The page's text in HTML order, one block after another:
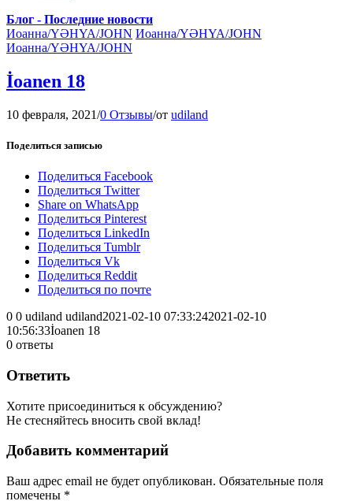
Блог - Последние новости
Иоанна/YƏHYA/JOHN Иоанна/YƏHYA/JOHN
Иоанна/YƏHYA/JOHN
İoanen 18
10 февраля, 2021/0 Отзывы/от udiland
Поделиться записью
Поделиться Facebook
Поделиться Twitter
Share on WhatsApp
Поделиться Pinterest
Поделиться LinkedIn
Поделиться Tumblr
Поделиться Vk
Поделиться Reddit
Поделиться по почте
0 0 udiland udiland2021-02-10 07:33:242021-02-10
10:56:33İoanen 18
0 ответы
Ответить
Хотите присоединиться к обсуждению?
Не стесняйтесь вносить свой вклад!
Добавить комментарий
Ваш адрес email не будет опубликован. Обязательные поля
помечены *